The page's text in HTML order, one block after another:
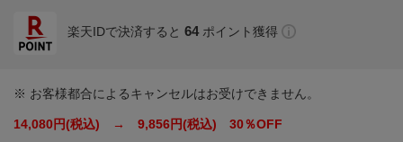
楽天IDで決済すると 64 ポイント獲得
※ お客様都合によるキャンセルはお受けできません。
14,080円(税込) → 9,856円(税込) 30％OFF